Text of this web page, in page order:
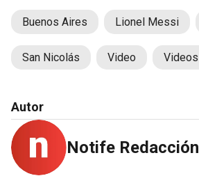
Buenos Aires Lionel Messi
San Nicolás Video Videos
Autor
Notife Redacción